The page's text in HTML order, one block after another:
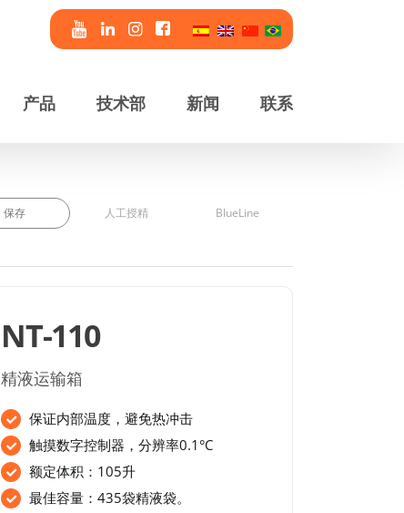
产品 技术部 新闻 联系
保存 人工授精 BlueLine
NT-110
精液运输箱
保证内部温度，避免热冲击
触摸数字控制器，分辨率0.1°C
额定体积：105升
最佳容量：435袋精液袋。